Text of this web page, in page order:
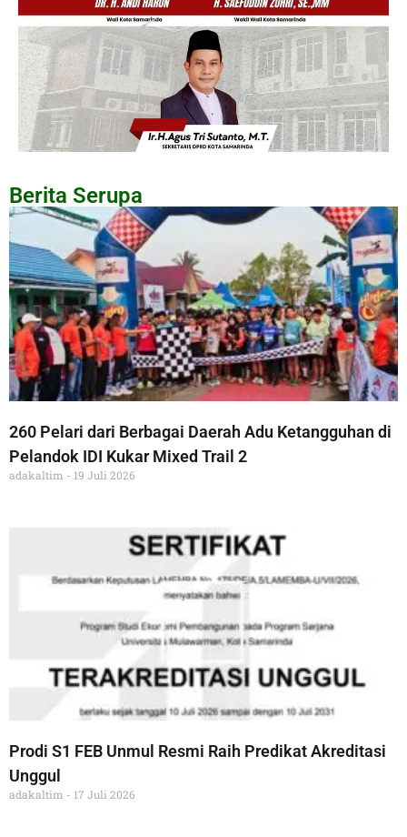
Berita Serupa
260 Pelari dari Berbagai Daerah Adu Ketangguhan di
Pelandok IDI Kukar Mixed Trail 2
adakaltim 19 Juli 2026
Prodi S1 FEB Unmul Resmi Raih Predikat Akreditasi
Unggul
adakaltim 17 Juli 2026